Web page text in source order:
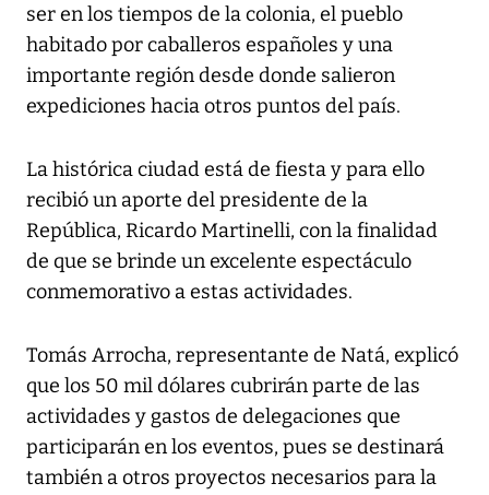
ser en los tiempos de la colonia, el pueblo
habitado por caballeros españoles y una
importante región desde donde salieron
expediciones hacia otros puntos del país.
La histórica ciudad está de fiesta y para ello
recibió un aporte del presidente de la
República, Ricardo Martinelli, con la finalidad
de que se brinde un excelente espectáculo
conmemorativo a estas actividades.
Tomás Arrocha, representante de Natá, explicó
que los 50 mil dólares cubrirán parte de las
actividades y gastos de delegaciones que
participarán en los eventos, pues se destinará
también a otros proyectos necesarios para la